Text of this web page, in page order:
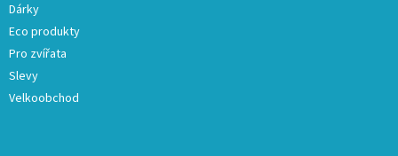
Dárky
Eco produkty
Pro zvířata
Slevy
Velkoobchod